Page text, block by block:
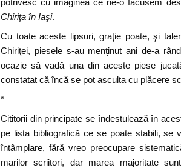
potrivesc cu imaginea ce ne-o făcusem
Chiriţa în Iaşi.
Cu toate aceste lipsuri, graţie poate, şi
Chiriţei, piesele s-au menţinut ani de-a
ocazie să vadă una din aceste piese
constatat că încă se pot asculta cu plăcere
*
Cititorii din principate se îndestulează în
pe lista bibliografică ce se poate stabili, se
întâmplare, fără vreo preocupare
marilor scriitori, dar marea majoritate